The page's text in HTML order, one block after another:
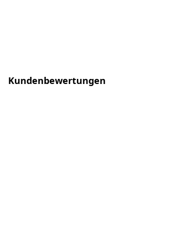
Kundenbewertungen